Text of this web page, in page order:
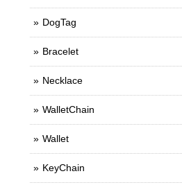
DogTag
Bracelet
Necklace
WalletChain
Wallet
KeyChain